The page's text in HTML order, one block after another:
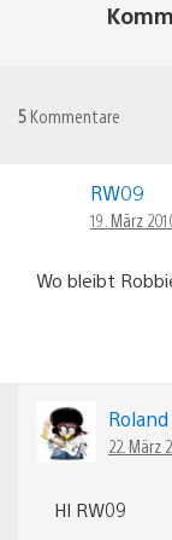
5 Kommentare
RW09
19. März
Wo bleibt
22. März
HI RW09